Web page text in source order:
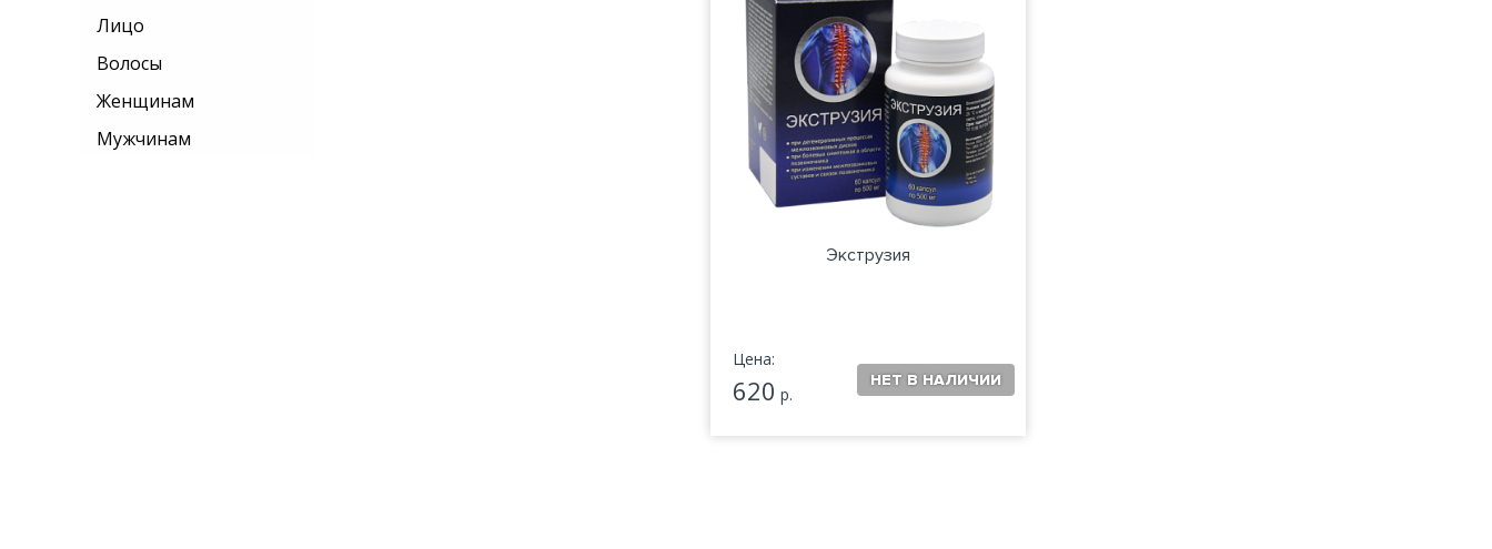
Лицо
Волосы
Женщинам
Мужчинам
Экструзия
Цена:
620 р.